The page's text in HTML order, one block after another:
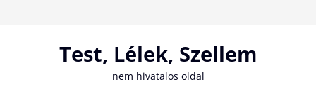
Test, Lélek, Szellem
nem hivatalos oldal